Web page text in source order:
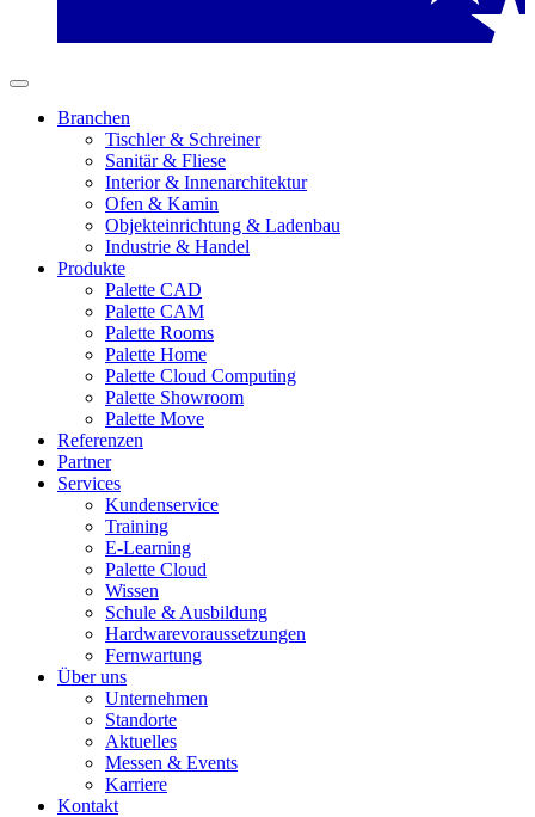
Branchen
Tischler & Schreiner
Sanitär & Fliese
Interior & Innenarchitektur
Ofen & Kamin
Objekteinrichtung & Ladenbau
Industrie & Handel
Produkte
Palette CAD
Palette CAM
Palette Rooms
Palette Home
Palette Cloud Computing
Palette Showroom
Palette Move
Referenzen
Partner
Services
Kundenservice
Training
E-Learning
Palette Cloud
Wissen
Schule & Ausbildung
Hardwarevoraussetzungen
Fernwartung
Über uns
Unternehmen
Standorte
Aktuelles
Messen & Events
Karriere
Kontakt